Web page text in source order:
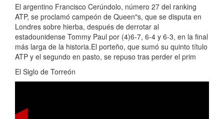
El argentino Francisco Cerúndolo, número 27 del ranking
ATP, se proclamó campeón de Queen"s, que se disputa en
Londres sobre hierba, después de derrotar al
estadounidense Tommy Paul por (4)6-7, 6-4 y 6-3, en la final
más larga de la historia.El porteño, que sumó su quinto título
ATP y el segundo en pasto, se repuso tras perder el prim
El Siglo de Torreón